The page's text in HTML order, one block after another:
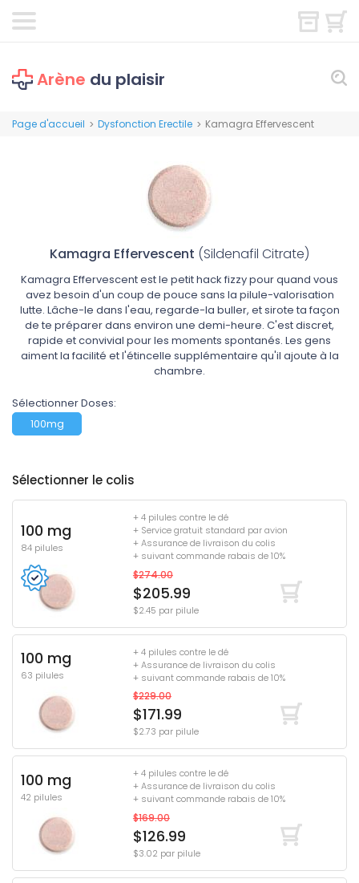
Arène du plaisir
Page d'accueil > Dysfonction Erectile > Kamagra Effervescent
Kamagra Effervescent (Sildenafil Citrate)
Kamagra Effervescent est le petit hack fizzy pour quand vous
avez besoin d'un coup de pouce sans la pilule-valorisation
lutte. Lâche-le dans l'eau, regarde-la buller, et sirote ta façon
de te préparer dans environ une demi-heure. C'est discret,
rapide et convivial pour les moments spontanés. Les gens
aiment la facilité et l'étincelle supplémentaire qu'il ajoute à la
chambre.
Sélectionner Doses:
100mg
Sélectionner le colis
100 mg
84 pilules
+ 4 pilules contre le dé
+ Service gratuit standard par avion
+ Assurance de livraison du colis
+ suivant commande rabais de 10%
$274.00
$205.99
$2.45 par pilule
100 mg
63 pilules
+ 4 pilules contre le dé
+ Assurance de livraison du colis
+ suivant commande rabais de 10%
$229.00
$171.99
$2.73 par pilule
100 mg
42 pilules
+ 4 pilules contre le dé
+ Assurance de livraison du colis
+ suivant commande rabais de 10%
$169.00
$126.99
$3.02 par pilule